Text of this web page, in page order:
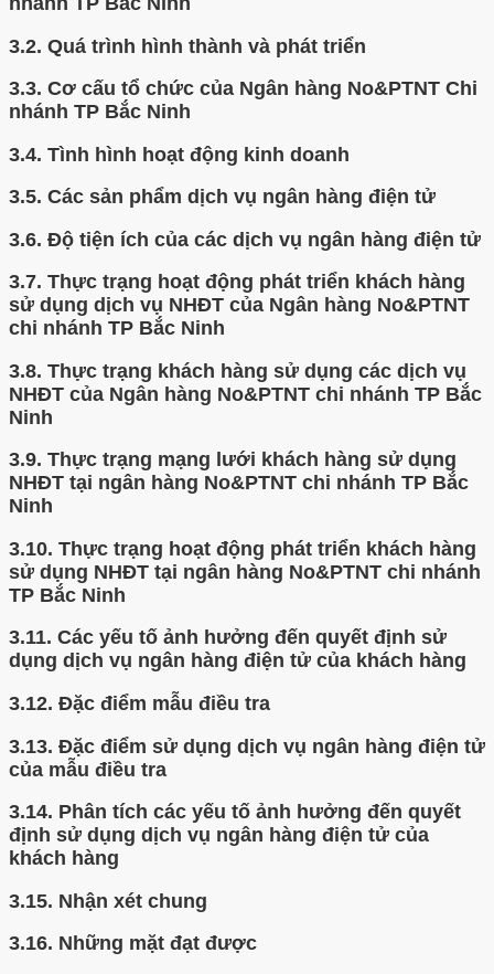
3.2. Quá trình hình thành và phát triển
3.3. Cơ cấu tổ chức của Ngân hàng No&PTNT Chi
nhánh TP Bắc Ninh
3.4. Tình hình hoạt động kinh doanh
3.5. Các sản phẩm dịch vụ ngân hàng điện tử
3.6. Độ tiện ích của các dịch vụ ngân hàng điện tử
3.7. Thực trạng hoạt động phát triển khách hàng
sử dụng dịch vụ NHĐT của Ngân hàng No&PTNT
chi nhánh TP Bắc Ninh
3.8. Thực trạng khách hàng sử dụng các dịch vụ
NHĐT của Ngân hàng No&PTNT chi nhánh TP Bắc
Ninh
3.9. Thực trạng mạng lưới khách hàng sử dụng
NHĐT tại ngân hàng No&PTNT chi nhánh TP Bắc
Ninh
3.10. Thực trạng hoạt động phát triển khách hàng
sử dụng NHĐT tại ngân hàng No&PTNT chi nhánh
TP Bắc Ninh
3.11. Các yếu tố ảnh hưởng đến quyết định sử
dụng dịch vụ ngân hàng điện tử của khách hàng
3.12. Đặc điểm mẫu điều tra
3.13. Đặc điểm sử dụng dịch vụ ngân hàng điện tử
của mẫu điều tra
3.14. Phân tích các yếu tố ảnh hưởng đến quyết
định sử dụng dịch vụ ngân hàng điện tử của
khách hàng
3.15. Nhận xét chung
3.16. Những mặt đạt được